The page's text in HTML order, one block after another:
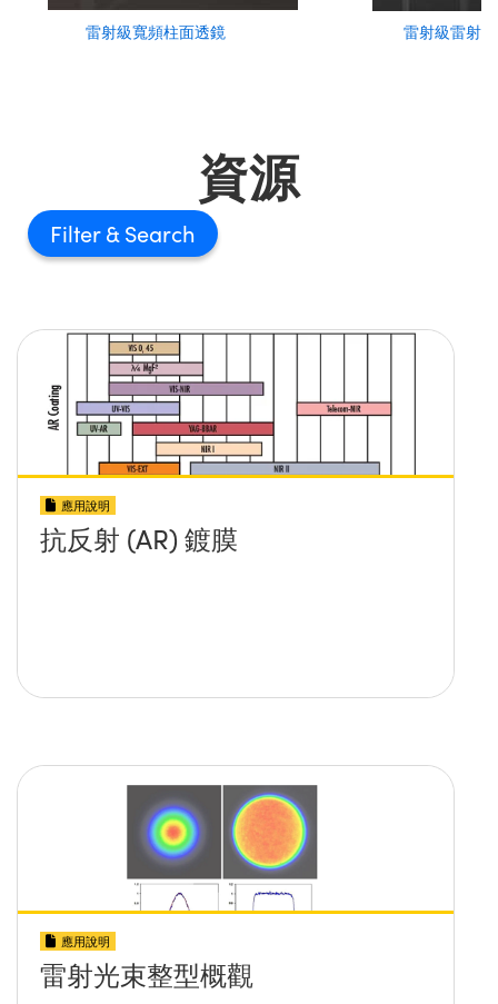
雷射級寬頻柱面透鏡 雷射級雷射
資源
Filter
應用說明
抗反射 (AR) 鍍膜
應用說明
雷射光束整型概觀